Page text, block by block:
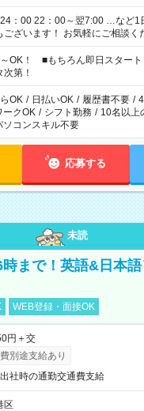
：00 22：00～翌7:00 …など1日4時
ございます！ お気軽にご相談く
OK！ ■もちろん即日スター
第！
OK / 日払いOK / 履歴書不要 /
ークOK / シフト勤務 / 10名以上
ソコンスキル不要
応募する
未読
まで！英語&日本
WEB登録・面接OK
円＋交
別途支給あり
出社時の通勤交通費支給
区